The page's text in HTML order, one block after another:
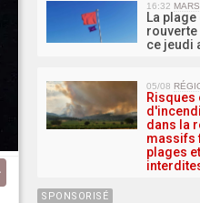
16:32
La
rouverte
ce jeudi
05/08
Risques
dans la
massifs
plages
SPONSORISÉ